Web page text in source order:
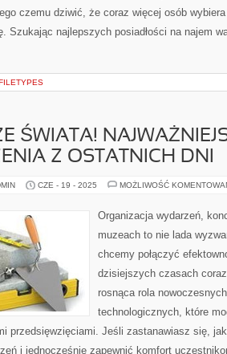
czemu dziwić, że coraz więcej osób
Szukając najlepszych posiadłości na najem
ŚWIATA!
Z OSTATNICH DNI
CZE - 19 - 2025 MOŻLIWOŚĆ
Organizacja wydarzeń,
muzeach to nie lada
chcemy połączyć
dzisiejszych czasach
rosnąca rola
technologicznych, które
przedsięwzięciami. Jeśli zastanawiasz się,
i jednocześnie zapewnić komfort